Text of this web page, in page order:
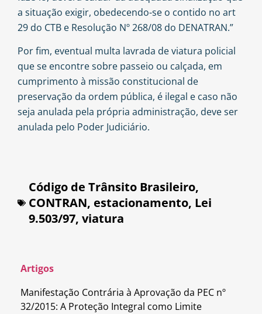
a situação exigir, obedecendo-se o contido no art
29 do CTB e Resolução Nº 268/08 do DENATRAN.”
Por fim, eventual multa lavrada de viatura policial
que se encontre sobre passeio ou calçada, em
cumprimento à missão constitucional de
preservação da ordem pública, é ilegal e caso não
seja anulada pela própria administração, deve ser
anulada pelo Poder Judiciário.
Código de Trânsito Brasileiro,
CONTRAN, estacionamento, Lei
9.503/97, viatura
Artigos
Manifestação Contrária à Aprovação da PEC nº
32/2015: A Proteção Integral como Limite